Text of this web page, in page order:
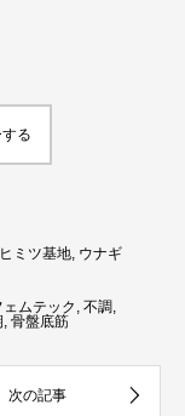
る
ミツ基地, ウナギ
ェムテック , 不調 ,
, 骨盤底筋